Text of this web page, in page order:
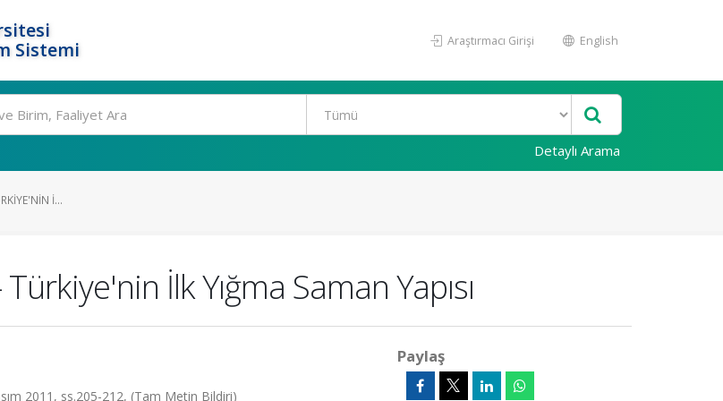
Sistemi
Araştırmacı Girişi English
Detaylı Arama
İ...
İlk Yığma Saman Yapısı
2011, ss.205-212, (Tam Metin Bildiri)
Paylaş